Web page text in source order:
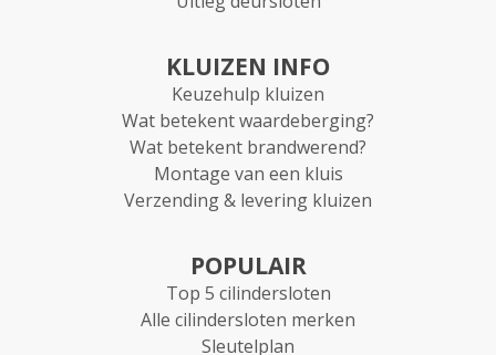
KLUIZEN INFO
Keuzehulp kluizen
Wat betekent waardeberging?
Wat betekent brandwerend?
Montage van een kluis
Verzending & levering kluizen
POPULAIR
Top 5 cilindersloten
Alle cilindersloten merken
Sleutelplan